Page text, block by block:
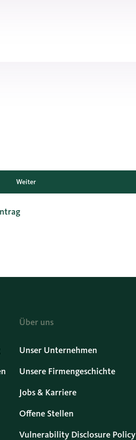
Weiter
Über uns
Unser Unternehmen
Unsere Firmengeschichte
Jobs & Karriere
Offene Stellen
Vulnerability Disclosure Policy